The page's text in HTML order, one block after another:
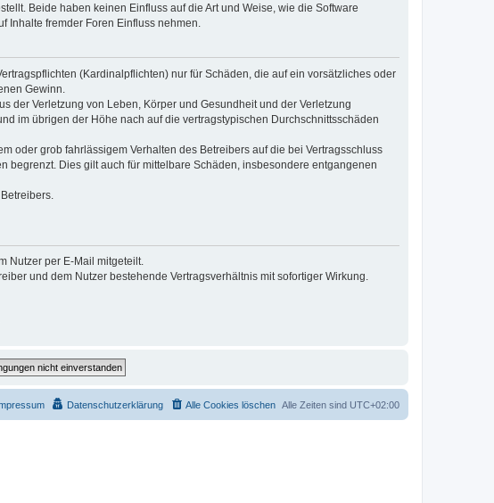
Beide haben keinen Einfluss auf die Art und Weise, wie die Software
Inhalte fremder Foren Einfluss nehmen.
(Kardinalpflichten) nur für Schäden, die auf ein vorsätzliches oder
Gewinn.
der Verletzung von Leben, Körper und Gesundheit und der Verletzung
im übrigen der Höhe nach auf die vertragstypischen Durchschnittsschäden
oder grob fahrlässigem Verhalten des Betreibers auf die bei Vertragsschluss
Dies gilt auch für mittelbare Schäden, insbesondere entgangenen
Nutzer per E-Mail mitgeteilt.
und dem Nutzer bestehende Vertragsverhältnis mit sofortiger Wirkung.
Alle Zeiten sind UTC+02:00
Alle Cookies löschen
Datenschutzerklärung